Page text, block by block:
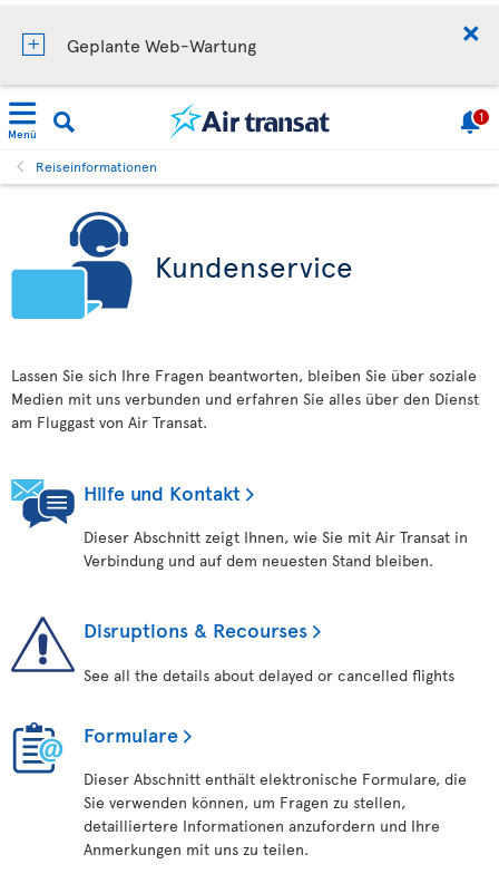
Geplante Web-Wartung
Menü
1
Reiseinformationen
Kundenservice
Lassen Sie sich Ihre Fragen beantworten, bleiben Sie über soziale
Medien mit uns verbunden und erfahren Sie alles über den Dienst
am Fluggast von Air Transat.
Hilfe und Kontakt
Dieser Abschnitt zeigt Ihnen, wie Sie mit Air Transat in
Verbindung und auf dem neuesten Stand bleiben.
Disruptions & Recourses
See all the details about delayed or cancelled flights
Formulare
Dieser Abschnitt enthält elektronische Formulare, die
Sie verwenden können, um Fragen zu stellen,
detailliertere Informationen anzufordern und Ihre
Anmerkungen mit uns zu teilen.